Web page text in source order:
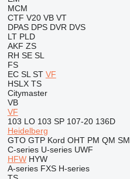
MCM
CTF V20 VB VT
DPAS DPS DVR DVS
LT PLD
AKF ZS
RH SE SL
FS
EC SL ST VF
HSLX TS
Citymaster
VB
VF
103 LO 103 SP 107-20 136D
Heidelberg
GTO GTP Kord OHT PM QM SM
C-series U-series UWF
HFW HYW
A-series FXS H-series